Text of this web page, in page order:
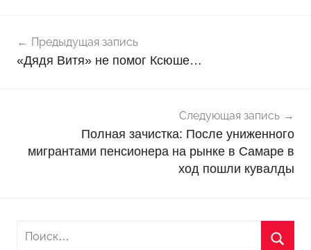
о
в
по
Предыдущая запись
«Дядя Витя» не помог Ксюше…
Следующая запись
Полная зачистка: После униженного
мигрантами пенсионера на рынке в Самаре в
ход пошли кувалды